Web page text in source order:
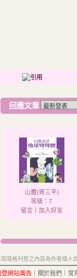
回應文章
山鷹(寄三平)
等級：7
留言｜ 加入好友
部落格刊登之內容為作者個人
登網站廣告 關於我們 常